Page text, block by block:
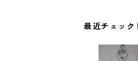
最近チェック